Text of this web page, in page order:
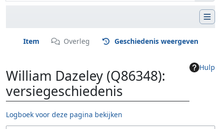
Item Overleg Geschiedenis weergeven
Hulp
William Dazeley (Q86348):
versiegeschiedenis
Logboek voor deze pagina bekijken
Ga naar:navigatie,zoeken